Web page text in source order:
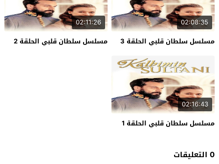
02:08:35
مسلسل سلطان قلبي الحلقة 3
02:11:26
مسلسل سلطان قلبي الحلقة 2
02:16:43
مسلسل سلطان قلبي الحلقة 1
0 التعليقات